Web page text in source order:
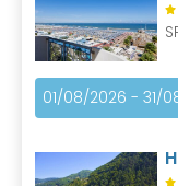
01/08/2026 - 31/